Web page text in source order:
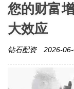
您的财富
大效应
钻石配资 2026-